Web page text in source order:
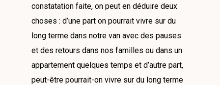
constatation faite, on peut en déduire deux
choses : d’une part on pourrait vivre sur du
long terme dans notre van avec des pauses
et des retours dans nos familles ou dans un
appartement quelques temps et d’autre part,
peut-être pourrait-on vivre sur du long terme